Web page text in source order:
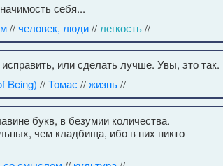
себя...
//человек, люди// легкость//
или сделать лучше. Увы, это так.
Being) //Томас //жизнь//
букв, в безумии количества.
чем кладбища, ибо в них никто